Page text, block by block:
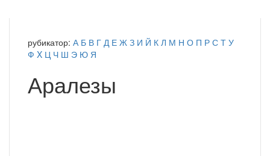
рубикатор: А Б В Г Д Е Ж З И Й К Л М Н О П Р С Т У
Ф X Ц Ч Ш Э Ю Я
Аралезы